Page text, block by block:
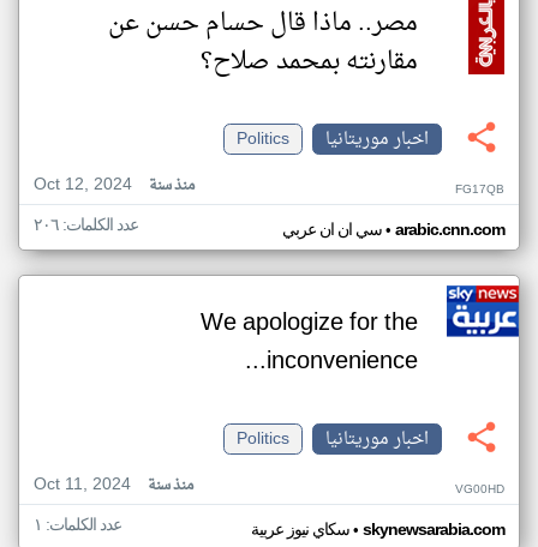
مصر.. ماذا قال حسام حسن عن
مقارنته بمحمد صلاح؟
اخبار موريتانيا
Politics
Oct 12, 2024
منذ سنة FG17QB
سي ان ان عربي• arabic.cnn.com عدد الكلمات: ٢٠٦
We apologize for the
inconvenience...
اخبار موريتانيا
Politics
Oct 11, 2024
منذ سنة VG00HD
سكاي نيوز عربية• skynewsarabia.com عدد الكلمات: ١